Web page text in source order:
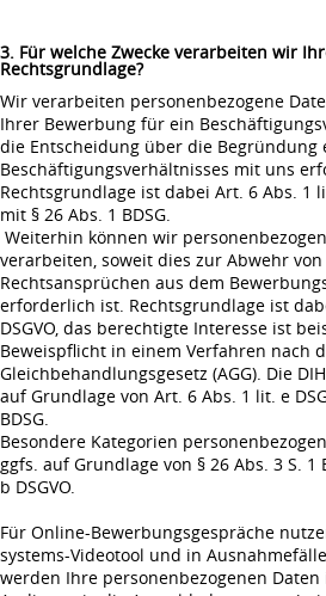
3. Für welche Zwecke verarbeiten wir
Rechtsgrundlage?
Wir verarbeiten personenbezogene
Ihrer Bewerbung für ein
die Entscheidung über die Begründung
Beschäftigungsverhältnisses mit uns
Rechtsgrundlage ist dabei Art. 6 Abs. 1
mit § 26 Abs. 1 BDSG.
Weiterhin können wir
verarbeiten, soweit dies zur Abwehr
Rechtsansprüchen aus dem
erforderlich ist. Rechtsgrundlage ist
DSGVO, das berechtigte Interesse ist
Beweispflicht in einem Verfahren nach
Gleichbehandlungsgesetz (AGG). Die
auf Grundlage von Art. 6 Abs. 1 lit. e
BDSG.
Besondere Kategorien
ggfs. auf Grundlage von § 26 Abs. 3 S. 1
b DSGVO.
Für Online-Bewerbungsgespräche
systems-Videotool und in
werden Ihre personenbezogenen Daten